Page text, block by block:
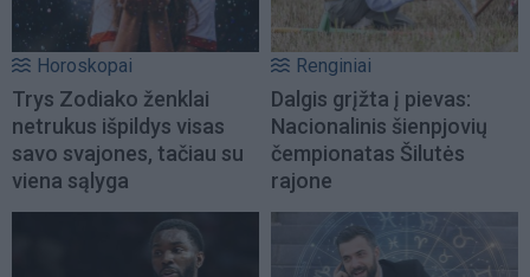
Horoskopai
Trys Zodiako ženklai
netrukus išpildys visas
savo svajones, tačiau su
viena sąlyga
Renginiai
Dalgis grįžta į pievas:
Nacionalinis šienpjovių
čempionatas Šilutės
rajone